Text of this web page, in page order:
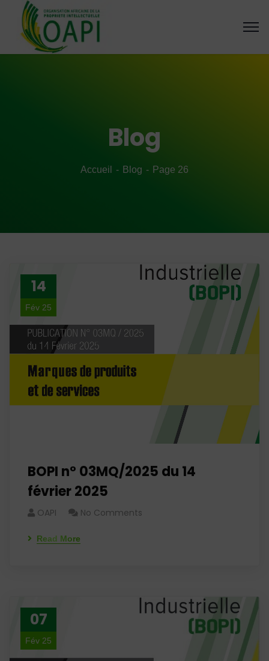
Blog
Accueil Blog Page 26
14
Fév 25
BOPI n° 03MQ/2025 du 14
février 2025
OAPI No Comments
Read More
07
Fév 25